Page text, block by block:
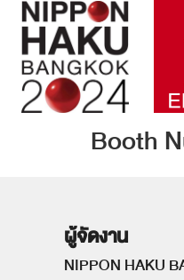
Booth
ผู้จัดงาน
NIPPON HAKU